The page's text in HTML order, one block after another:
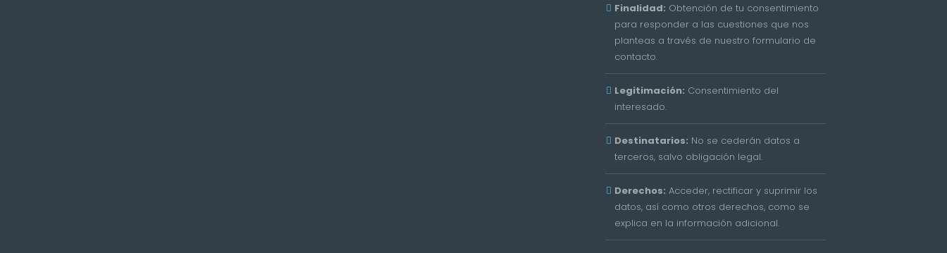
Finalidad: Obtención de tu consentimiento
para responder a las cuestiones que nos
planteas a través de nuestro formulario de
contacto.
Legitimación: Consentimiento del
interesado.
Destinatarios: No se cederán datos a
terceros, salvo obligación legal.
Derechos: Acceder, rectificar y suprimir los
datos, así como otros derechos, como se
explica en la información adicional.